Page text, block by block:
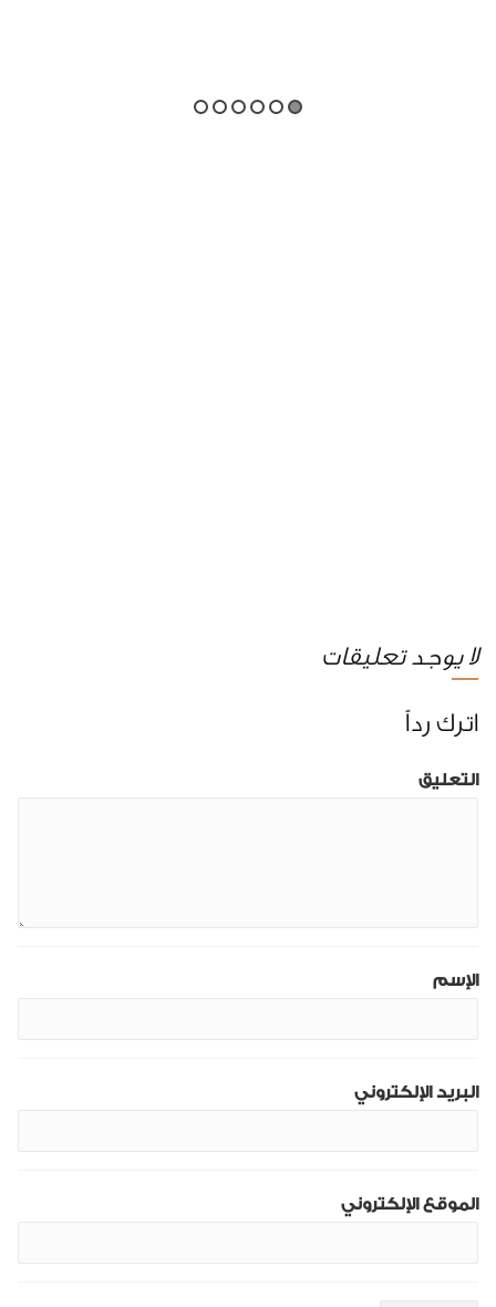
لا يوجد تعليقات
اترك رداً
التعليق
الإسم
البريد الإلكتروني
الموقع الإلكتروني